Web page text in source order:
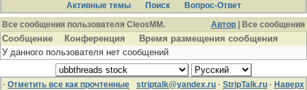
Активные темы
Поиcк
Вопрос-Ответ
Автор | Все сообщения
Все сообщения пользователя CleosMM.
Сообщение Конференция
Время размещения сообщения
У данного пользователя нет сообщений
· Отметить все как прочтенные striptalk@yandex.ru · StripTalk.ru · Наверх